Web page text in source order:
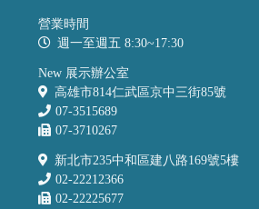
營業時間
週一至週五 8:30~17:30
New 展示辦公室
高雄市814仁武區京中三街85號
07-3515689
07-3710267
新北市235中和區建八路169號5樓
02-22212366
02-22225677